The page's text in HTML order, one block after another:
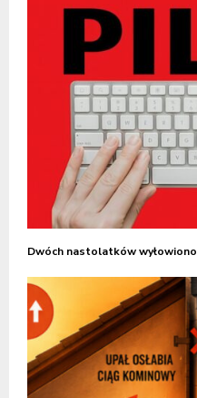
Dwóch nastolatków